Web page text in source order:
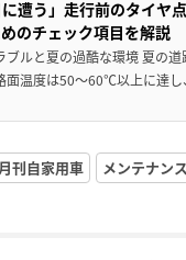
遭う」走行前のタイヤ
のチェック項目を解説
ルと夏の過酷な環境 夏の
面温度は50〜60℃以上に達
月刊自家用車 メンテナンス